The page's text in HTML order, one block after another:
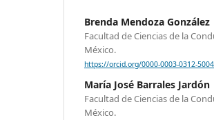
Brenda Mendoza González
Facultad de Ciencias de la
México.
https://orcid.org/0000-0003-0312-5004
María José Barrales Jardón
Facultad de Ciencias de la
México.